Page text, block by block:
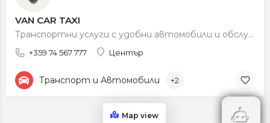
VAN CAR TAXI
Транспортни услуги с удобни автомобили и обслужване на клиенти в Петрич и околността.
+359 74 567 777 Център
Транспорт и Автомобили +2
Map view